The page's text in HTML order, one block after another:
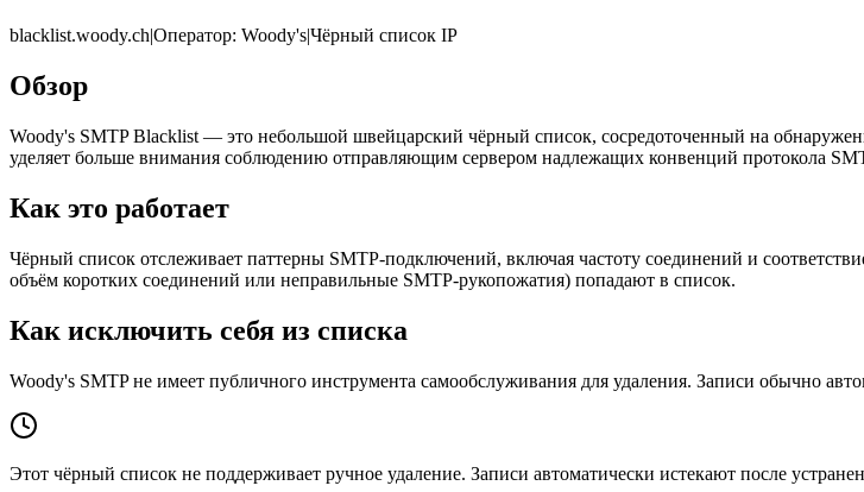
blacklist.woody.ch|Оператор: Woody's|Чёрный список IP
Обзор
Woody's SMTP Blacklist — это небольшой швейцарский чёрный список, сосредоточенный на
уделяет больше внимания соблюдению отправляющим сервером надлежащих конвенций протокола
Как это работает
Чёрный список отслеживает паттерны SMTP-подключений, включая частоту соединений и
объём коротких соединений или неправильные SMTP-рукопожатия) попадают в список.
Как исключить себя из списка
Woody's SMTP не имеет публичного инструмента самообслуживания для удаления. Записи обычно
Этот чёрный список не поддерживает ручное удаление. Записи автоматически истекают после